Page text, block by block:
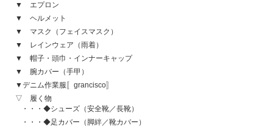
▼ エプロン
▼ ヘルメット
▼ マスク（フェイスマスク）
▼ レインウェア（雨着）
▼ 帽子・頭巾・インナーキャップ
▼ 腕カバー（手甲）
▼デニム作業服〚grancisco〛
▽ 履く物
・・・◆シューズ（安全靴／長靴）
・・・◆足カバー（脚絆／靴カバー）